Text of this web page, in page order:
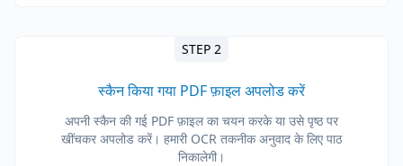
STEP 2
स्कैन किया गया PDF फ़ाइल अपलोड करें
अपनी स्कैन की गई PDF फ़ाइल का चयन करके या उसे पृष्ठ पर
खींचकर अपलोड करें। हमारी OCR तकनीक अनुवाद के लिए पाठ
निकालेगी।